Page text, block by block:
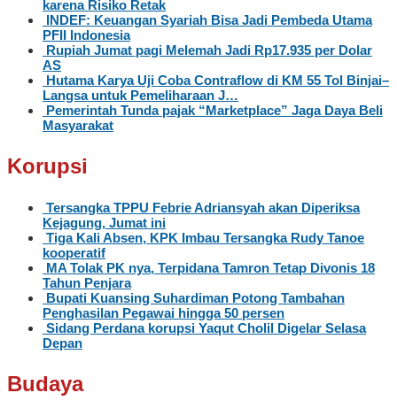
karena Risiko Retak
INDEF: Keuangan Syariah Bisa Jadi Pembeda Utama
PFII Indonesia
Rupiah Jumat pagi Melemah Jadi Rp17.935 per Dolar
AS
Hutama Karya Uji Coba Contraflow di KM 55 Tol Binjai–
Langsa untuk Pemeliharaan J…
Pemerintah Tunda pajak “Marketplace” Jaga Daya Beli
Masyarakat
Korupsi
Tersangka TPPU Febrie Adriansyah akan Diperiksa
Kejagung, Jumat ini
Tiga Kali Absen, KPK Imbau Tersangka Rudy Tanoe
kooperatif
MA Tolak PK nya, Terpidana Tamron Tetap Divonis 18
Tahun Penjara
Bupati Kuansing Suhardiman Potong Tambahan
Penghasilan Pegawai hingga 50 persen
Sidang Perdana korupsi Yaqut Cholil Digelar Selasa
Depan
Budaya